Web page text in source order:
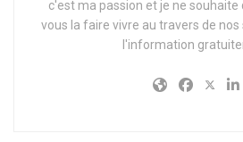
c'est ma passion et je ne souhaite
vous la faire vivre au travers de
l'information